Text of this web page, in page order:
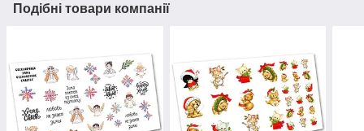
Подібні товари компанії